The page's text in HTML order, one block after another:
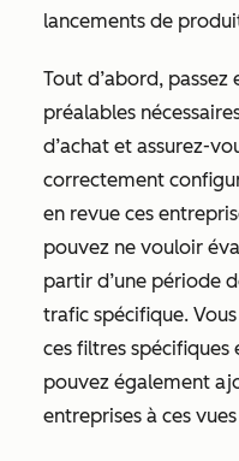
lancements de
Tout d’abord,
préalables
d’achat et assurez-
correctement
en revue ces
pouvez ne vouloir
partir d’une période
trafic spécifique.
ces filtres spécifiques
pouvez également
entreprises à ces